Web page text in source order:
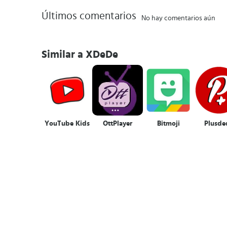
Últimos comentarios No hay comentarios aún
Similar a XDeDe
YouTube Kids OttPlayer Bitmoji